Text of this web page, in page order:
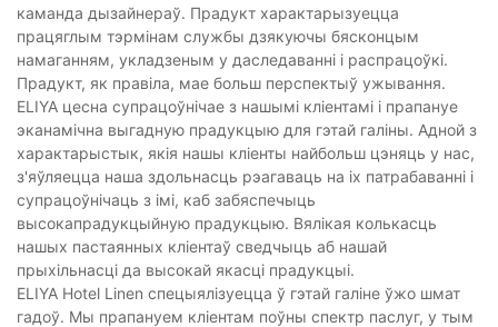
каманда дызайнераў. Прадукт характарызуецца
працяглым тэрмінам службы дзякуючы бясконцым
намаганням, укладзеным у даследаванні і распрацоўкі.
Прадукт, як правіла, мае больш перспектыў ужывання.
ELIYA цесна супрацоўнічае з нашымі кліентамі і прапануе
эканамічна выгадную прадукцыю для гэтай галіны. Адной з
характарыстык, якія нашы кліенты найбольш цэняць у нас,
з'яўляецца наша здольнасць рэагаваць на іх патрабаванні і
супрацоўнічаць з імі, каб забяспечыць
высокапрадукцыйную прадукцыю. Вялікая колькасць
нашых пастаянных кліентаў сведчыць аб нашай
прыхільнасці да высокай якасці прадукцыі.
ELIYA Hotel Linen спецыялізуецца ў гэтай галіне ўжо шмат
гадоў. Мы прапануем кліентам поўны спектр паслуг, у тым